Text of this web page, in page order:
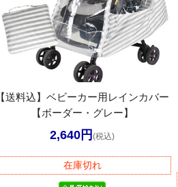
【送料込】ベビーカー用レインカバー
【ボーダー・グレー】
2,640円 (税込)
在庫切れ